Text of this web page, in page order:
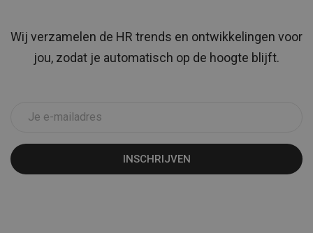
Wij verzamelen de HR trends en ontwikkelingen voor
jou, zodat je automatisch op de hoogte blijft.